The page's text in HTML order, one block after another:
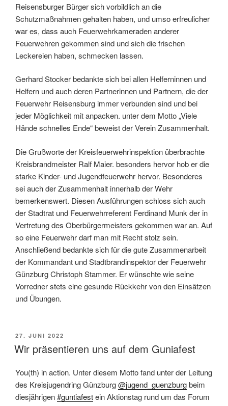
Reisensburger Bürger sich vorbildlich an die
Schutzmaßnahmen gehalten haben, und umso erfreulicher
war es, dass auch Feuerwehrkameraden anderer
Feuerwehren gekommen sind und sich die frischen
Leckereien haben, schmecken lassen.
Gerhard Stocker bedankte sich bei allen Helferninnen und
Helfern und auch deren Partnerinnen und Partnern, die der
Feuerwehr Reisensburg immer verbunden sind und bei
jeder Möglichkeit mit anpacken. unter dem Motto „Viele
Hände schnelles Ende“ beweist der Verein Zusammenhalt.
Die Grußworte der Kreisfeuerwehrinspektion überbrachte
Kreisbrandmeister Ralf Maier. besonders hervor hob er die
starke Kinder- und Jugendfeuerwehr hervor. Besonderes
sei auch der Zusammenhalt innerhalb der Wehr
bemerkenswert. Diesen Ausführungen schloss sich auch
der Stadtrat und Feuerwehrreferent Ferdinand Munk der in
Vertretung des Oberbürgermeisters gekommen war an. Auf
so eine Feuerwehr darf man mit Recht stolz sein.
Anschließend bedankte sich für die gute Zusammenarbeit
der Kommandant und Stadtbrandinspektor der Feuerwehr
Günzburg Christoph Stammer. Er wünschte wie seine
Vorredner stets eine gesunde Rückkehr von den Einsätzen
und Übungen.
VERÖFFENTLICHT
AM
27. JUNI 2022
Wir präsentieren uns auf dem Guniafest
You(th) in action. Unter diesem Motto fand unter der Leitung
des Kreisjugendring Günzburg@jugend_guenzburgbeim
diesjährigen#guntiafestein Aktionstag rund um das Forum